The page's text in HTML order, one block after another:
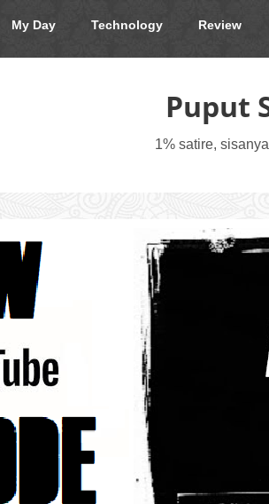
My Day Technology Review
Puput
1% satire,